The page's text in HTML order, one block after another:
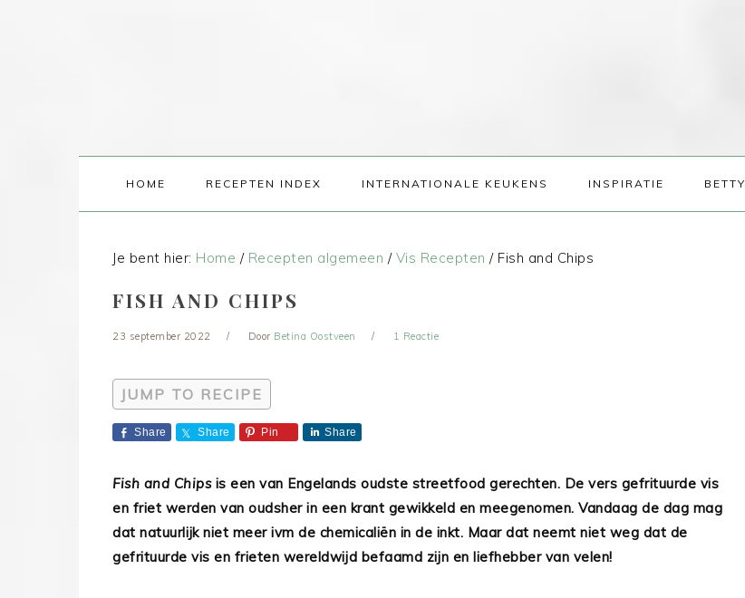
HOME RECEPTEN INDEX INTERNATIONALE KEUKENS INSPIRATIE BETTY
Je bent hier: Home / Recepten algemeen / Vis Recepten /Fish and Chips
FISH AND CHIPS
23 september 2022 Door Betina Oostveen 1 Reactie
JUMP TO RECIPE
Share Share Pin Share
Fish and Chips is een van Engelands oudste streetfood gerechten. De vers gefrituurde vis
en friet werden van oudsher in een krant gewikkeld en meegenomen. Vandaag de dag mag
dat natuurlijk niet meer ivm de chemicaliën in de inkt. Maar dat neemt niet weg dat de
gefrituurde vis en frieten wereldwijd befaamd zijn en liefhebber van velen!